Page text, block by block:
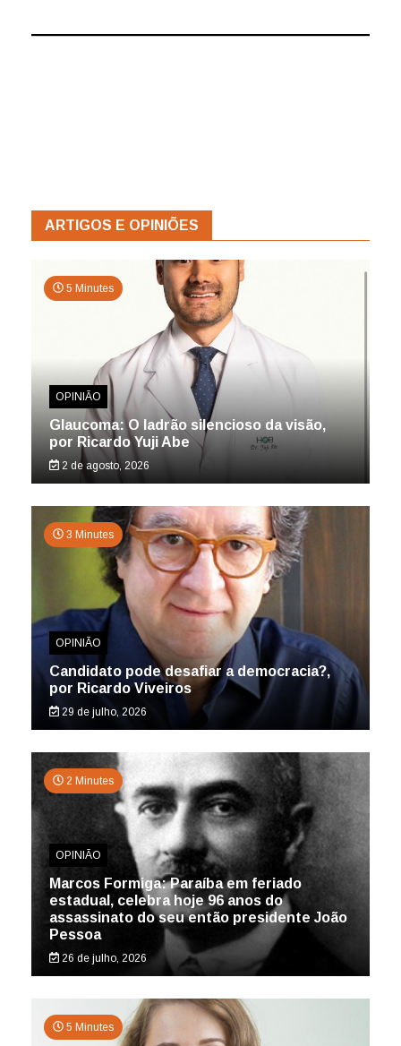
ARTIGOS E OPINIÕES
5 Minutes
OPINIÃO
Glaucoma: O ladrão silencioso da visão,
por Ricardo Yuji Abe
2 de agosto, 2026
3 Minutes
OPINIÃO
Candidato pode desafiar a democracia?,
por Ricardo Viveiros
29 de julho, 2026
2 Minutes
OPINIÃO
Marcos Formiga: Paraíba em feriado
estadual, celebra hoje 96 anos do
assassinato do seu então presidente João
Pessoa
26 de julho, 2026
5 Minutes